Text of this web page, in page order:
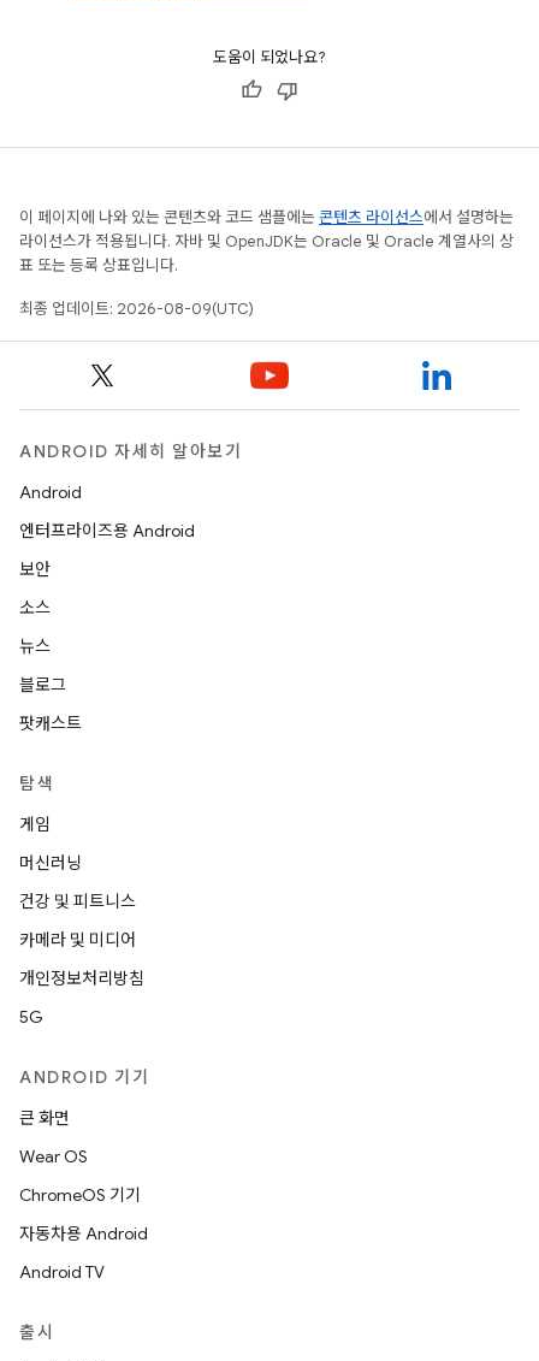
도움이 되었나요?
이 페이지에 나와 있는 콘텐츠와 코드 샘플에는 콘텐츠 라이선스에서 설명하는
라이선스가 적용됩니다. 자바 및 OpenJDK는 Oracle 및 Oracle 계열사의 상
표 또는 등록 상표입니다.
최종 업데이트: 2026-08-09(UTC)
ANDROID 자세히 알아보기
Android
엔터프라이즈용 Android
보안
소스
뉴스
블로그
팟캐스트
탐색
게임
머신러닝
건강 및 피트니스
카메라 및 미디어
개인정보처리방침
5G
ANDROID 기기
큰 화면
Wear OS
ChromeOS 기기
자동차용 Android
Android TV
출시